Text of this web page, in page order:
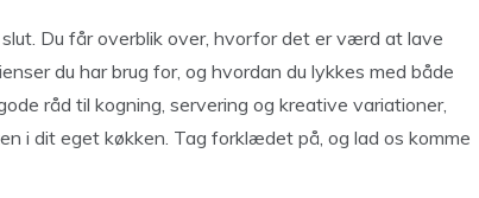
Du får overblik over, hvorfor det er værd at lave
du har brug for, og hvordan du lykkes med både
råd til kogning, servering og kreative variationer,
i dit eget køkken. Tag forklædet på, og lad os komme